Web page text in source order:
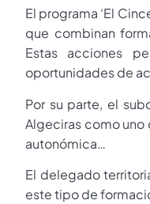
El programa ‘El
que combinan
Estas acciones
oportunidades de
Por su parte, el
Algeciras como
autonómica…
El delegado
este tipo de